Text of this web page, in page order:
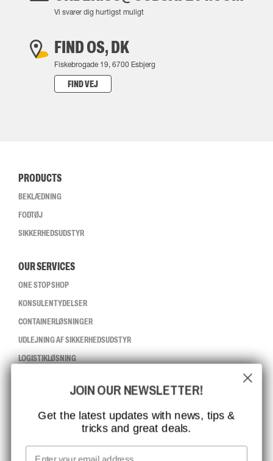
Vi svarer dig hurtigst muligt
FIND OS, DK
Fiskebrogade 19, 6700 Esbjerg
FIND VEJ
PRODUCTS
BEKLÆDNING
FODTØJ
SIKKERHEDSUDSTYR
OUR SERVICES
ONE STOP SHOP
KONSULENTYDELSER
CONTAINERLØSNINGER
UDLEJNING AF SIKKERHEDSUDSTYR
LOGISTIKLØSNING
ISO-CERTIFICERING
GLOBAL RÆKKEVIDDE
MISSION, VISION OG VÆRDIER
JOIN OUR NEWSLETTER!
Get the latest updates with news, tips &
tricks and great deals.
Email